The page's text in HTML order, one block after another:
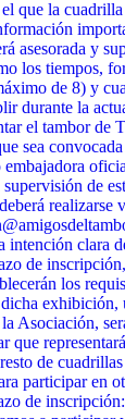
que la
asesorada y
los tiempos,
de 8) y
durante la
el tambor de
sea
embajadora
supervisión de
realizarse
intención clara
de
los
exhibición,
Asociación,
que
de
participar en
de